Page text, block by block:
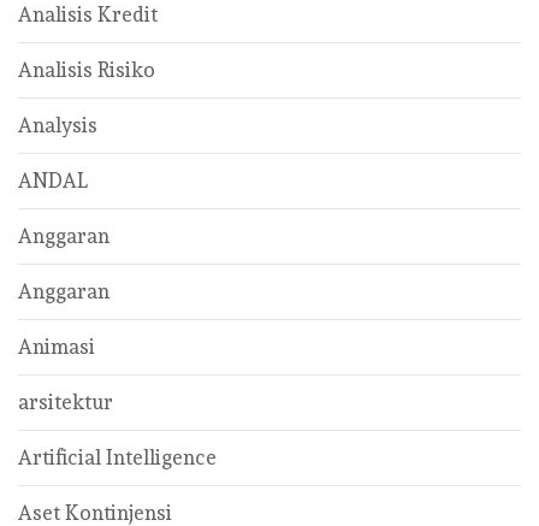
Analisis Kredit
Analisis Risiko
Analysis
ANDAL
Anggaran
Anggaran
Animasi
arsitektur
Artificial Intelligence
Aset Kontinjensi